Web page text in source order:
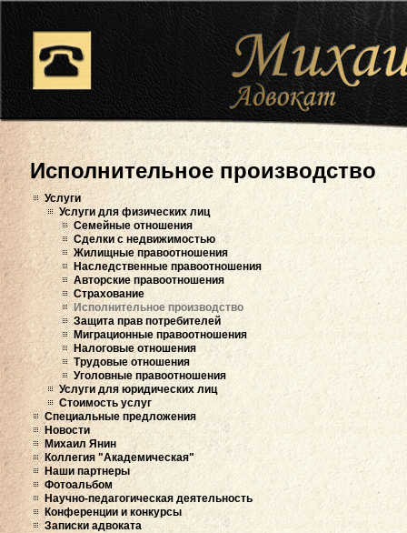
Исполнительное производство
Услуги
Услуги для физических лиц
Семейные отношения
Сделки с недвижимостью
Жилищные правоотношения
Наследственные правоотношения
Авторские правоотношения
Страхование
Исполнительное производство
Защита прав потребителей
Миграционные правоотношения
Налоговые отношения
Трудовые отношения
Уголовные правоотношения
Услуги для юридических лиц
Стоимость услуг
Специальные предложения
Новости
Михаил Янин
Коллегия "Академическая"
Наши партнеры
Фотоальбом
Научно-педагогическая деятельность
Конференции и конкурсы
Записки адвоката